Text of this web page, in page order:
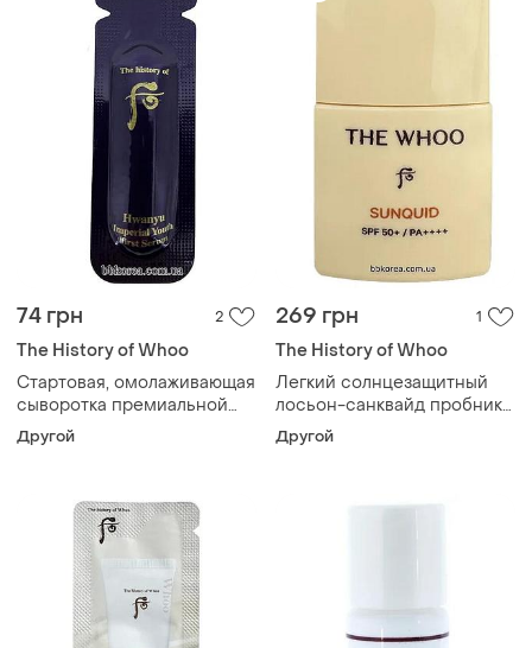
74 грн 2
The History of Whoo
Стартовая, омолаживающая
сыворотка премиальной
линейки пробник the history
of whoo hwanyu imperial
Другой
269 грн 1
The History of Whoo
Легкий солнцезащитный
лосьон-санквайд пробник
the history of whoo sunquid
spf50+ pa++++
Другой